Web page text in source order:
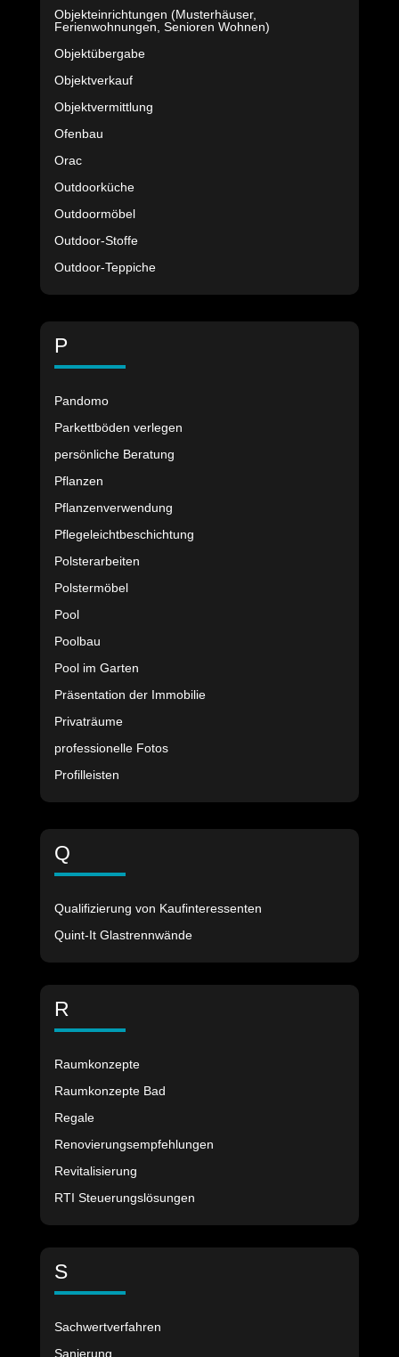
Objekteinrichtungen (Musterhäuser,
Ferienwohnungen, Senioren Wohnen)
Objektübergabe
Objektverkauf
Objektvermittlung
Ofenbau
Orac
Outdoorküche
Outdoormöbel
Outdoor-Stoffe
Outdoor-Teppiche
P
Pandomo
Parkettböden verlegen
persönliche Beratung
Pflanzen
Pflanzenverwendung
Pflegeleichtbeschichtung
Polsterarbeiten
Polstermöbel
Pool
Poolbau
Pool im Garten
Präsentation der Immobilie
Privaträume
professionelle Fotos
Profilleisten
Q
Qualifizierung von Kaufinteressenten
Quint-It Glastrennwände
R
Raumkonzepte
Raumkonzepte Bad
Regale
Renovierungsempfehlungen
Revitalisierung
RTI Steuerungslösungen
S
Sachwertverfahren
Sanierung